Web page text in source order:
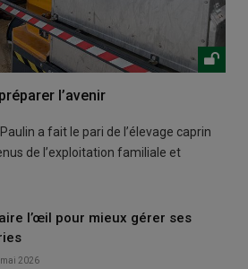
l’avenir
a fait le pari de l’élevage caprin
de l’exploitation familiale et
l’œil pour mieux gérer ses
2026